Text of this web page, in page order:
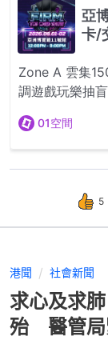
5
港聞 社會新聞
求心及求
殆 醫管局